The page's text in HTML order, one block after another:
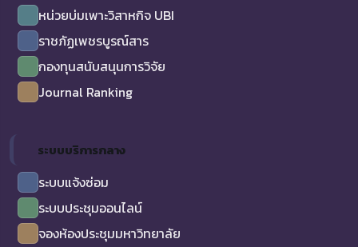
หน่วยบ่มเพาะวิสาหกิจ UBI
ราชภัฏเพชรบูรณ์สาร
กองทุนสนับสนุนการวิจัย
Journal Ranking
ระบบบริการกลาง
ระบบแจ้งซ่อม
ระบบประชุมออนไลน์
จองห้องประชุมมหาวิทยาลัย